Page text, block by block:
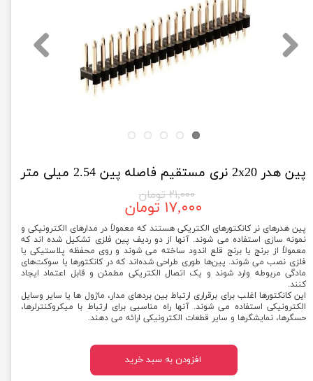
پین هدر 2x20 نری مستقیم فاصله پین 2.54 میلی متر
۲۱,۰۰۰ تومان
۱۷,۰۰۰ تومان
پین هدرهای نر کانکتورهای الکتریکی هستند که معمولاً در مدارهای الکترونیکی و
نمونه سازی استفاده می شوند. آنها از دو ردیف پین فلزی تشکیل شده اند که
معمولاً از برنج یا برنج قلع اندود ساخته می شوند و روی محفظه پلاستیکی یا
فلزی نصب می شوند. پین‌ها طوری طراحی شده‌اند که در کانکتورها یا سوکت‌های
مادگی مربوطه وارد شوند و یک اتصال الکتریکی مطمئن و قابل اعتماد ایجاد
کنند.
این کانکتورها اغلب برای برقراری ارتباط بین بردهای مدار، ماژول ها یا سایر وسایل
الکترونیکی استفاده می شوند. آنها راه مناسبی برای ارتباط با میکروکنترلرها،
حسگرها، نمایشگرها و سایر قطعات الکترونیکی ارائه می دهند.
افزودن به سبد خرید